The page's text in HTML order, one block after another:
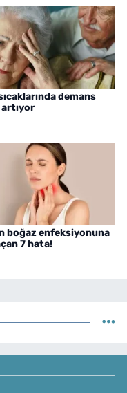
demans
boğaz enfeksiyonuna
7 hata!